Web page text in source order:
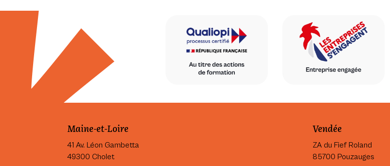
Maine-et-Loire
41 Av. Léon Gambetta
49300 Cholet
Vendée
ZA du Fief Roland
85700 Pouzauges